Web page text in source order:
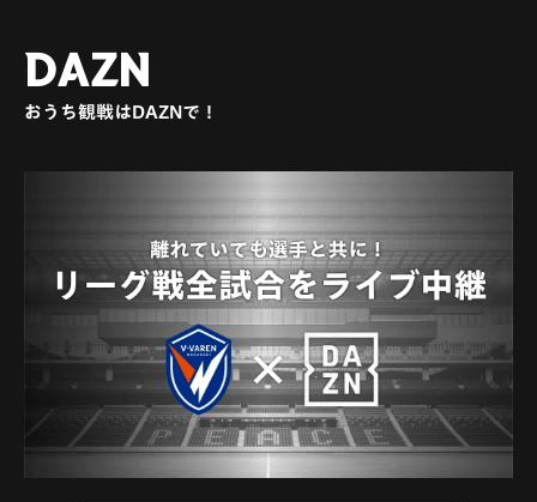
その他
アクセス情報
その他
DAZN
おうち観戦はDAZNで！